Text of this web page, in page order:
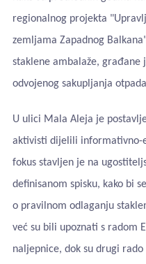
regionalnog projekta
zemljama Zapadnog
staklene ambalaže,
odvojenog sakupljanja
U ulici Mala Aleja je
aktivisti dijelili informativno-
fokus stavljen je na
definisanom spisku, kako bi
o pravilnom odlaganju
već su bili upoznati s radom
naljepnice, dok su drugi